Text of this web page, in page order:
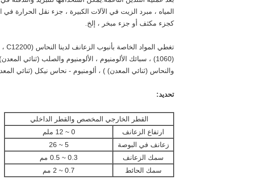
المياه ، مبرد الزيت في الآلات الكبيرة ، جزء نقل الحرارة في
كجزء مكثف أو جزء مبخر ، إلخ.
(1060) ، سبائك الألومنيوم ، الألومنيوم والصلب (ثنائي
والنحاس (ثنائي المعدن) ) ، ألومنيوم - نحاس نيكل (ثنائي
تحديد:
القطر الخارجي المخصص والقطر الداخلي
ارتفاع الزعانف
0 ~ 12 ملم
زعانف في البوصة
5 ~ 26
سمك الزعانف
0.3 ~ 0.5 مم
سمك الحائط
0.7 ~ 2 مم